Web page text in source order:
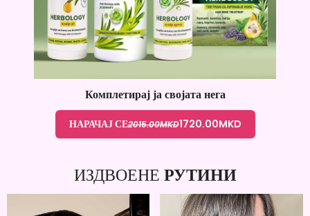
Комплетирај ја својата нега
НАРАЧАЈ СЕ2015.00MKD1720.00MKD
ИЗДВОЕНЕ РУТИНИ